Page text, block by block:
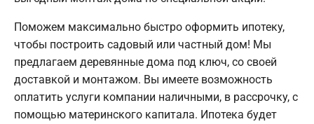
Поможем максимально быстро оформить ипотеку,
чтобы построить садовый или частный дом! Мы
предлагаем деревянные дома под ключ, со своей
доставкой и монтажом. Вы имеете возможность
оплатить услуги компании наличными, в рассрочку, с
помощью материнского капитала. Ипотека будет